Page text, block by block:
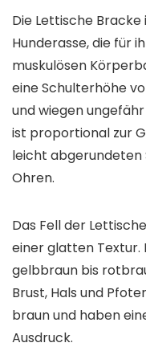
Die Lettische
Hunderasse, die für
muskulösen
eine Schulterhöhe
und wiegen
ist proportional zur
leicht abgerundeten
Ohren.
Das Fell der
einer glatten Textur.
gelbbraun bis
Brust, Hals und
braun und haben
Ausdruck.